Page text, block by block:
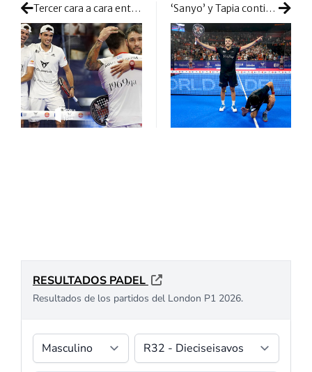
Tercer cara a cara entre los nº1 y ‘Sanyo’ y Tapia en una final: enorme pelea por el título en Valencia ‘Sanyo’ y Tapia continúan imbatibles ante Lebrón y Galán en las finales